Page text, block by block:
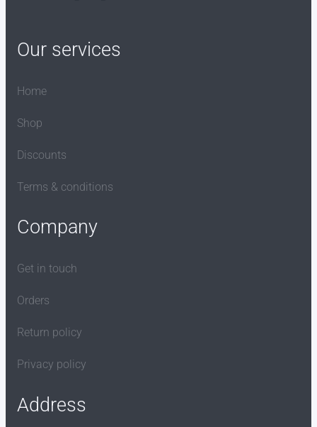
Our services
Home
Shop
Discounts
Terms & conditions
Company
Get in touch
Orders
Return policy
Privacy policy
Address